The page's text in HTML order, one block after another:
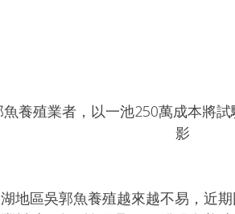
養殖業者，以一池250萬成本將
影
地區吳郭魚養殖越來越不易，近